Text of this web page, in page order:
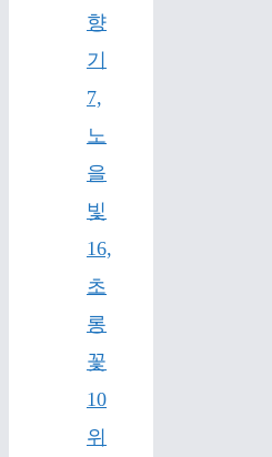
향
기
7,
노
을
빛
16,
초
롱
꽃
10
위